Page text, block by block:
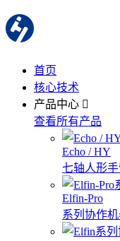
首页
核心技术
产品中心
查看所有产品
Echo / HY
七轴人形手
Elfin-Pro
系列协作